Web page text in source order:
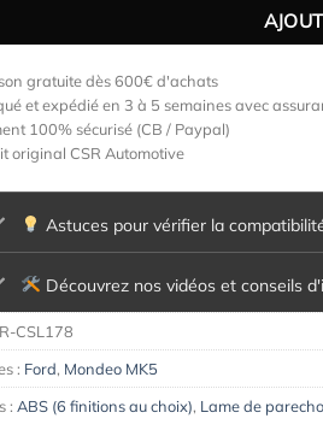
gratuite dès 600€ d'achats
et expédié en 3 à 5 semaines avec
100% sécurisé (CB / Paypal)
original CSR Automotive
Astuces pour vérifier la
Découvrez nos vidéos et conseils
CSL178
: Ford, Mondeo MK5
: ABS (6 finitions au choix), Lame de